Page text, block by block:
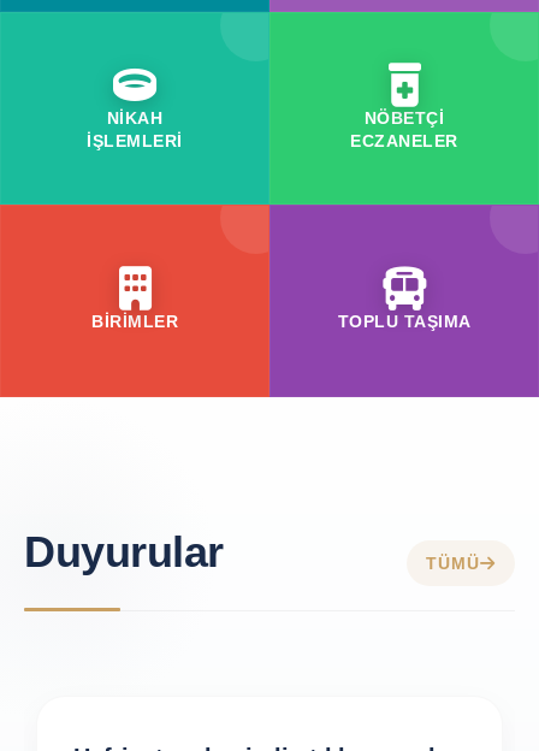
NİKAH
İŞLEMLERİ
NÖBETÇİ
ECZANELER
BİRİMLER TOPLU TAŞIMA
Duyurular TÜMÜ